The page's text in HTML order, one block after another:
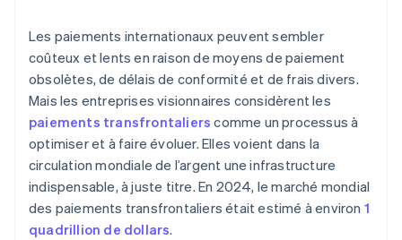
Les paiements internationaux peuvent sembler
coûteux et lents en raison de moyens de paiement
obsolètes, de délais de conformité et de frais divers.
Mais les entreprises visionnaires considèrent les
paiements transfrontaliers comme un processus à
optimiser et à faire évoluer. Elles voient dans la
circulation mondiale de l’argent une infrastructure
indispensable, à juste titre. En 2024, le marché mondial
des paiements transfrontaliers était estimé à environ 1
quadrillion de dollars.